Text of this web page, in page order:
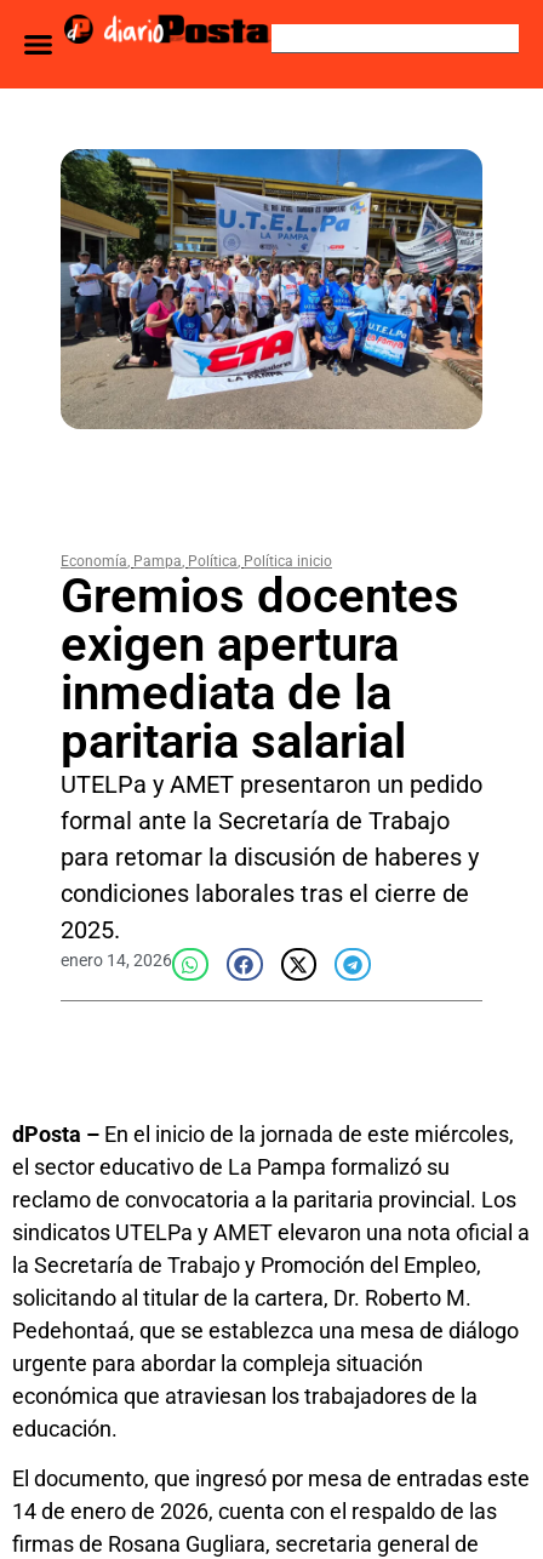
Economía, Pampa, Política, Política inicio
Gremios docentes
exigen apertura
inmediata de la
paritaria salarial
UTELPa y AMET presentaron un pedido
formal ante la Secretaría de Trabajo
para retomar la discusión de haberes y
condiciones laborales tras el cierre de
2025.
enero 14, 2026
dPosta – En el inicio de la jornada de este miércoles,
el sector educativo de La Pampa formalizó su
reclamo de convocatoria a la paritaria provincial. Los
sindicatos UTELPa y AMET elevaron una nota oficial a
la Secretaría de Trabajo y Promoción del Empleo,
solicitando al titular de la cartera, Dr. Roberto M.
Pedehontaá, que se establezca una mesa de diálogo
urgente para abordar la compleja situación
económica que atraviesan los trabajadores de la
educación.
El documento, que ingresó por mesa de entradas este
14 de enero de 2026, cuenta con el respaldo de las
firmas de Rosana Gugliara, secretaria general de